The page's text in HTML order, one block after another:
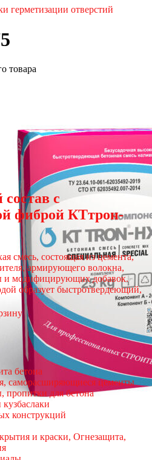
герметизации отверстий
товара
с
фиброй КТтрон-
смесь, состоящая из цемента,
армирующего волокна,
и модифицирующих добавок.
образует быстротвердеющий,
бетона
саморасширяющиеся цементы
для бетона
конструкций
и краски, Огнезащита,